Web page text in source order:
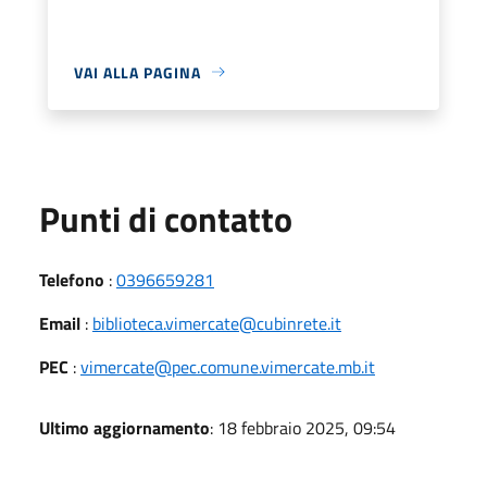
VAI ALLA PAGINA
Punti di contatto
Telefono :0396659281
Email : biblioteca.vimercate@cubinrete.it
PEC :vimercate@pec.comune.vimercate.mb.it
Ultimo aggiornamento: 18 febbraio 2025, 09:54